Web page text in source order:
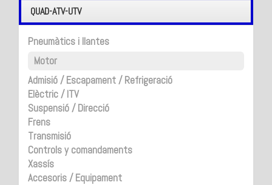
QUAD-ATV-UTV
Pneumàtics i llantes
Motor
Admisió / Escapament / Refrigeració
Elèctric / ITV
Suspensió / Direcció
Frens
Transmisió
Controls y comandaments
Xassís
Accesoris / Equipament